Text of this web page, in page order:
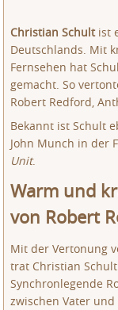
Christian Schultist
Deutschlands. Mit
Fernsehen hat
gemacht. So
Robert Redford,
Bekannt ist Schult
John Munch in der
Unit.
Warm und
von Robert
Mit der Vertonung
trat Christian
Synchronlegende
zwischen Vater